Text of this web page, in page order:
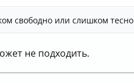
свободно или слишком тесно
не подходить.